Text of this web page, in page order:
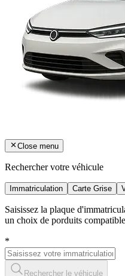
Close menu
Rechercher votre véhicule
Immatriculation Carte Grise
Saisissez la plaque
un choix de porduits
*
Rechercher le véhicule